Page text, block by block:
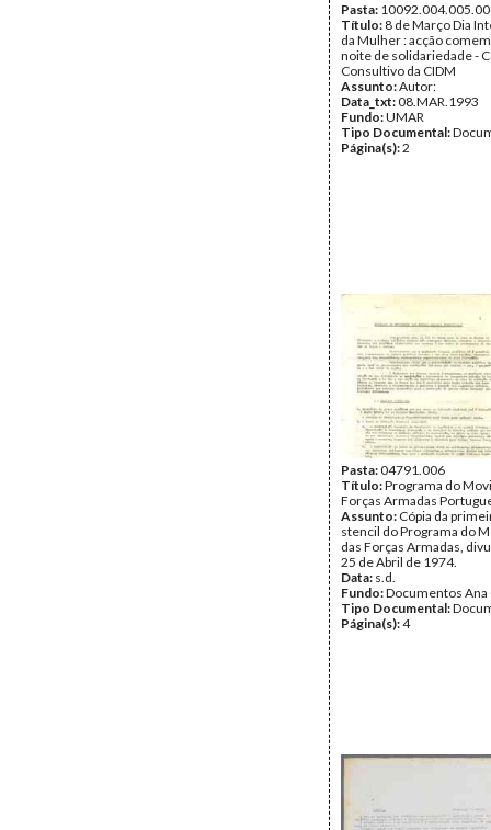
Pasta:
Título: 8 de Março Dia
da Mulher : acção
noite de solidariedade -
Consultivo da CIDM
Assunto:Autor:
Data_txt:08.MAR.1993
Fundo:UMAR
Tipo Documental:
Página(s):2
Pasta:04791.006
Título:Programa do
Forças Armadas
Assunto: Cópia da
stencil do Programa do
das Forças Armadas,
25 de Abril de 1974.
Data: s.d.
Fundo:Documentos Ana
Tipo Documental:
Página(s):4